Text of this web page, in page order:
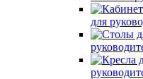
для